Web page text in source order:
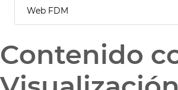
Web FDM
Contenido